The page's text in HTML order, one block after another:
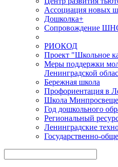
Ассоциация новых
Дошколка+
Сопровождение
РИОКОД
Проект "Школьное
Меры поддержки
Ленинградской
Бережная школа
Профориентация в
Школа
Год дошкольного
Региональный
Ленинградские
Государственно-